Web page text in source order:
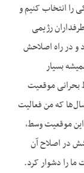
را انتخاب کنیم و
رژیمی
و در راه اصلاحش
بسیار
بحرانی موقعیت
که من فعالیت
موقعیت وسط،
در اصلاح آن
ما را دشوار کرد.